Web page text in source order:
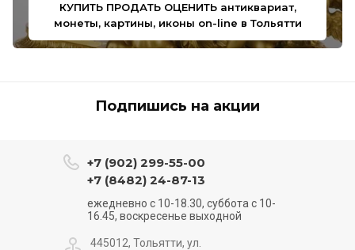
КУПИТЬ ПРОДАТЬ ОЦЕНИТЬ антиквариат,
монеты, картины, иконы on-line в Тольятти
Подпишись на акции
+7 (902) 299-55-00
+7 (8482) 24-87-13
ежедневно с 10-18.30, суббота с 10-
16.45, воскресенье выходной
445012, Тольятти, ул.